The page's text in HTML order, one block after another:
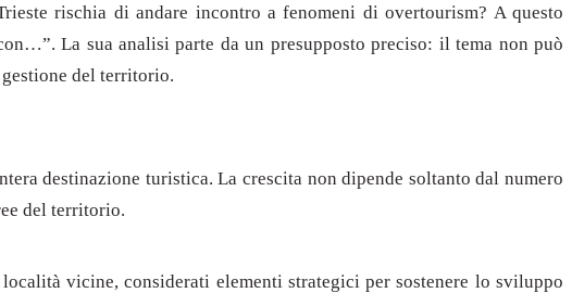
rischia di andare incontro a fenomeni di overtourism? A questo
La sua analisi parte da un presupposto preciso: il tema non può
del territorio.
destinazione turistica. La crescita non dipende soltanto dal numero
del territorio.
vicine, considerati elementi strategici per sostenere lo sviluppo